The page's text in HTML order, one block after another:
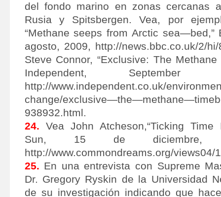
del fondo marino en zonas cercanas
Rusia y Spitsbergen. Vea, por
“Methane seeps from Arctic sea—bed,”
agosto, 2009, http://news.bbc.co.uk/2/
Steve Connor, “Exclusive: The
Independent,
http://www.independent.co.uk/
change/
938932.html.
24. Vea John Atcheson,“Ticking Time
Sun, 15 de diciembre,
http://www.commondreams.org/
25. En una entrevista con Supreme
Dr. Gregory Ryskin de la Universidad
de su investigación indicando que